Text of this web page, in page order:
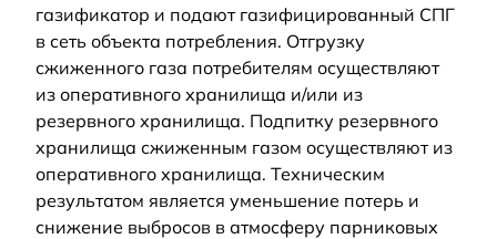
газификатор и подают газифицированный СПГ
в сеть объекта потребления. Отгрузку
сжиженного газа потребителям осуществляют
из оперативного хранилища и/или из
резервного хранилища. Подпитку резервного
хранилища сжиженным газом осуществляют из
оперативного хранилища. Техническим
результатом является уменьшение потерь и
снижение выбросов в атмосферу парниковых